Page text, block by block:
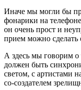
Иначе мы могли бы
фонарики на
он очень прост и
прием можно сделать
А здесь мы говорим о
должен быть
светом, с артистами
со-создателем